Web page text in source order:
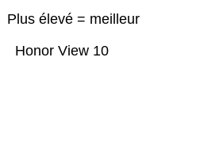
Plus élevé = meilleur
Honor View 10